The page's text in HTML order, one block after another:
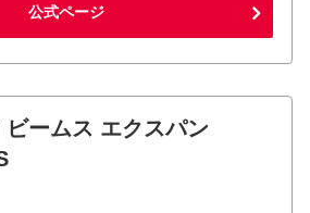
公式ページ
ームス エクスパン